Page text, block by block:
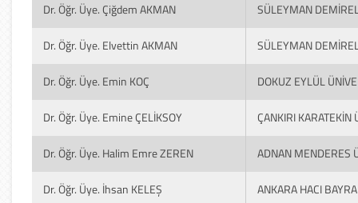
Dr. Öğr. Üye. Çiğdem AKMAN SÜLEYMAN
Dr. Öğr. Üye. Elvettin AKMAN SÜLEYMAN
Dr. Öğr. Üye. Emin KOÇ DOKUZ EYLÜL
Dr. Öğr. Üye. Emine ÇELİKSOY ÇANKIRI KARATEKİN
Dr. Öğr. Üye. Halim Emre ZEREN ADNAN MENDERES
Dr. Öğr. Üye. İhsan KELEŞ ANKARA HACI